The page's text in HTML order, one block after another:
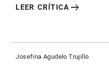
LEER CRÍTICA arrow_right_alt
Josefina Agudelo Trujillo